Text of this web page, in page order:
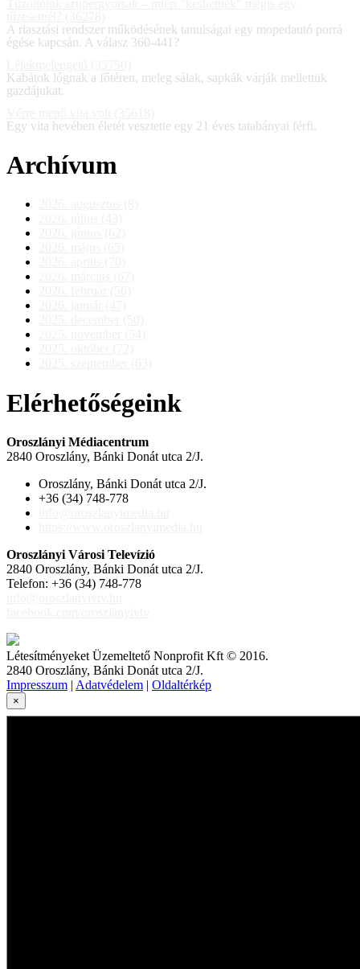
A riasztási rendszer működésének tanulságai egy mopedautó porrá
égése kapcsán. A válasz 360-441?
Kabátok lógnak a főtéren, meleg sálak, sapkák várják mellettük
gazdájukat.
Egy vita hevében életét vesztette egy 21 éves tatabányai férfi.
Archívum
Elérhetőségeink
Oroszlányi Médiacentrum
2840 Oroszlány, Bánki Donát utca 2/J.
Oroszlány, Bánki Donát utca 2/J.
+36 (34) 748-778
Oroszlányi Városi Televízió
2840 Oroszlány, Bánki Donát utca 2/J.
Telefon: +36 (34) 748-778
Létesítményeket Üzemeltető Nonprofit Kft © 2016.
2840 Oroszlány, Bánki Donát utca 2/J.
Impresszum | Adatvédelem | Oldaltérkép
×